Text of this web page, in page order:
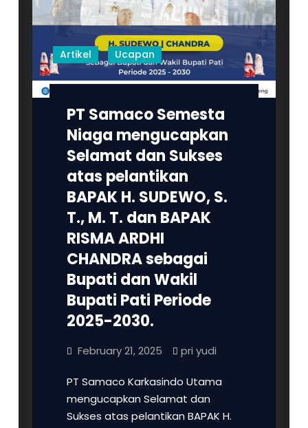
Artikel Ucapan
PT Samaco Semesta
Niaga mengucapkan
Selamat dan Sukses
atas pelantikan
BAPAK H. SUDEWO, S.
T., M. T. dan BAPAK
RISMA ARDHI
CHANDRA sebagai
Bupati dan Wakil
Bupati Pati Periode
2025-2030.
February 21, 2025 pri yudi
PT Samaco Karkasindo Utama
mengucapkan Selamat dan
Sukses atas pelantikan BAPAK H.